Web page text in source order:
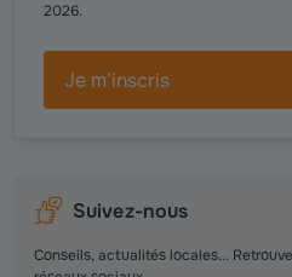
2026.
Je m'inscris
Suivez-nous
Conseils, actualités locales...